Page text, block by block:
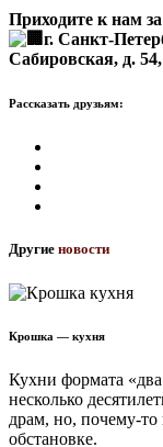
Приходите к нам
г. Санкт-
Сабировская, д.
Рассказать друзьям:
Другие новости
Крошка — кухня
Кухни формата
несколько
драм, но, почему-то
обстановке.